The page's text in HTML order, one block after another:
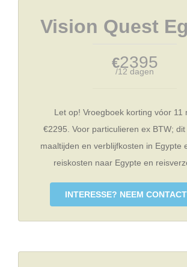
Vision Quest
€2395
/12 dagen
Let op! Vroegboek korting vóor 11
€2295. Voor particulieren ex BTW;
maaltijden en verblijfkosten in Egypte
reiskosten naar Egypte en
INTERESSE? NEEM